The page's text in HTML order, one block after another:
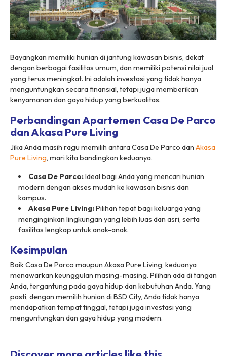
Bayangkan memiliki hunian di jantung kawasan bisnis, dekat
dengan berbagai fasilitas umum, dan memiliki potensi nilai jual
yang terus meningkat. Ini adalah investasi yang tidak hanya
menguntungkan secara finansial, tetapi juga memberikan
kenyamanan dan gaya hidup yang berkualitas.
Perbandingan Apartemen Casa De Parco
dan Akasa Pure Living
Jika Anda masih ragu memilih antara Casa De Parco dan Akasa
Pure Living, mari kita bandingkan keduanya.
Casa De Parco:Ideal bagi Anda yang mencari hunian
modern dengan akses mudah ke kawasan bisnis dan
kampus.
Akasa Pure Living:Pilihan tepat bagi keluarga yang
menginginkan lingkungan yang lebih luas dan asri, serta
fasilitas lengkap untuk anak-anak.
Kesimpulan
Baik Casa De Parco maupun Akasa Pure Living, keduanya
menawarkan keunggulan masing-masing. Pilihan ada di tangan
Anda, tergantung pada gaya hidup dan kebutuhan Anda. Yang
pasti, dengan memilih hunian di BSD City, Anda tidak hanya
mendapatkan tempat tinggal, tetapi juga investasi yang
menguntungkan dan gaya hidup yang modern.